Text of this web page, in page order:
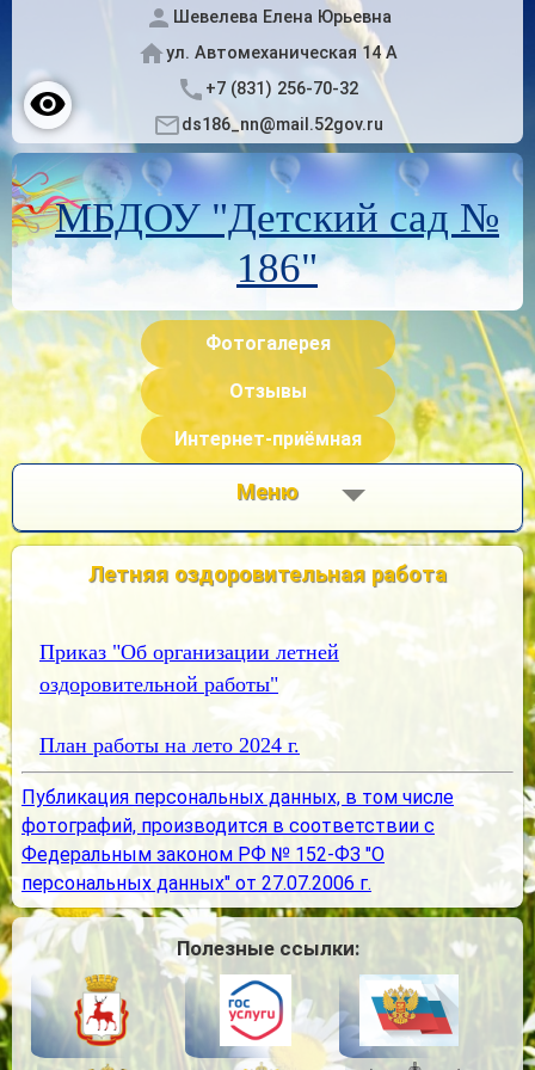
Шевелева Елена Юрьевна
ул. Автомеханическая 14 А
+7 (831) 256-70-32
ds186_nn@mail.52gov.ru
МБДОУ "Детский сад №
186"
Фотогалерея
Отзывы
Интернет-приёмная
Меню
Летняя оздоровительная работа
Приказ "Об организации летней
оздоровительной работы"
План работы на лето 2024 г.
Публикация персональных данных, в том числе
фотографий, производится в соответствии с
Федеральным законом РФ № 152-ФЗ "О
персональных данных" от 27.07.2006 г.
Полезные ссылки: